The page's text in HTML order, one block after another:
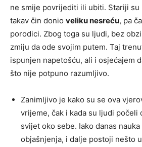
ne smije povrijediti ili ubiti. Stariji su
takav čin donio veliku nesreću, pa
porodici. Zbog toga su ljudi, bez
zmiju da ode svojim putem. Taj
ispunjen napetošću, ali i osjećajem
što nije potpuno razumljivo.
Zanimljivo je kako su se ova
vrijeme, čak i kada su ljudi počeli
svijet oko sebe. Iako danas
objašnjenja, i dalje postoji nešto